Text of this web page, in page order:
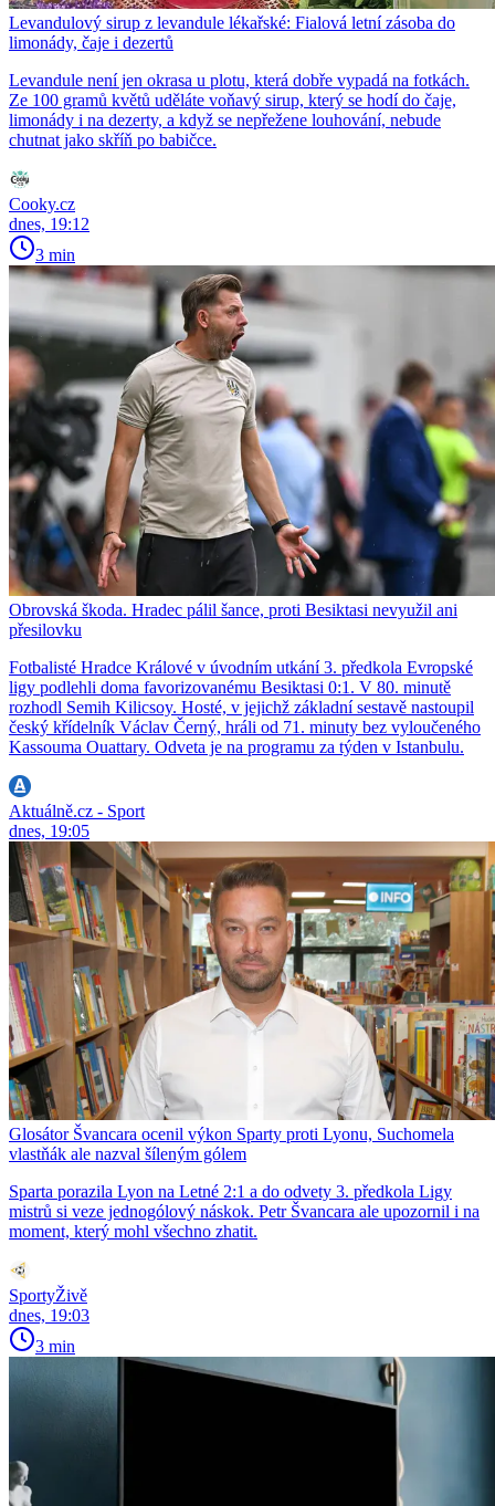
Levandulový sirup z levandule lékařské: Fialová letní zásoba do
limonády, čaje i dezertů
Levandule není jen okrasa u plotu, která dobře vypadá na fotkách.
Ze 100 gramů květů uděláte voňavý sirup, který se hodí do čaje,
limonády i na dezerty, a když se nepřežene louhování, nebude
chutnat jako skříň po babičce.
Cooky.cz
dnes, 19:12
3 min
Obrovská škoda. Hradec pálil šance, proti Besiktasi nevyužil ani
přesilovku
Fotbalisté Hradce Králové v úvodním utkání 3. předkola Evropské
ligy podlehli doma favorizovanému Besiktasi 0:1. V 80. minutě
rozhodl Semih Kilicsoy. Hosté, v jejichž základní sestavě nastoupil
český křídelník Václav Černý, hráli od 71. minuty bez vyloučeného
Kassouma Ouattary. Odveta je na programu za týden v Istanbulu.
Aktuálně.cz - Sport
dnes, 19:05
Glosátor Švancara ocenil výkon Sparty proti Lyonu, Suchomela
vlastňák ale nazval šíleným gólem
Sparta porazila Lyon na Letné 2:1 a do odvety 3. předkola Ligy
mistrů si veze jednogólový náskok. Petr Švancara ale upozornil i na
moment, který mohl všechno zhatit.
SportyŽivě
dnes, 19:03
3 min